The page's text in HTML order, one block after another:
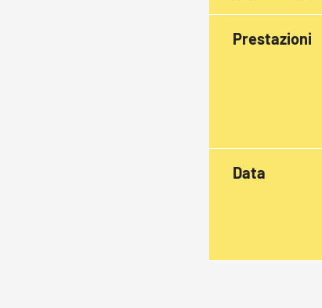
Prestazioni
Data